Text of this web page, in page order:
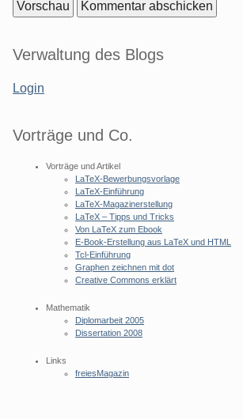
Seitenleiste
Verwaltung des Blogs
Login
Vorträge und Co.
Vorträge und Artikel
LaTeX-Bewerbungsvorlage
LaTeX-Einführung
LaTeX-Magazinerstellung
LaTeX – Tipps und Tricks
Von LaTeX zum Ebook
E-Book-Erstellung aus LaTeX und HTML
Tcl-Einführung
Graphen zeichnen mit dot
Creative Commons erklärt
Mathematik
Diplomarbeit 2005
Dissertation 2008
Links
freiesMagazin